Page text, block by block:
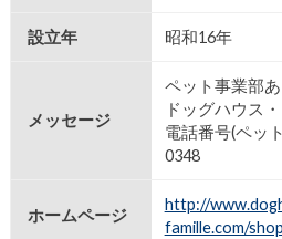
設立年 昭和16年
メッセージ
ペット事業部あ
ドッグハウス
電話番号(ペッ
0348
ホームページ
http://
famille.com/